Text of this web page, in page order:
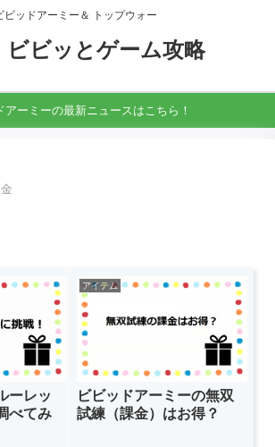
ビッドアーミー＆ トップウォー
ビビッとゲーム攻略
アーミーの最新ニュースはこちら！
ーレッ
べてみ
アイテム
ビビッドアーミーの無双
試練（課金）はお得？